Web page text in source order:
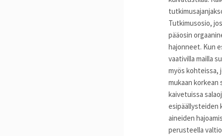
Tutkimusosio,
pääosin
hajonneet. Kun
vaativilla mailla
myös kohteissa,
mukaan
kaivetuissa
esipäällysteiden
aineiden
perusteella